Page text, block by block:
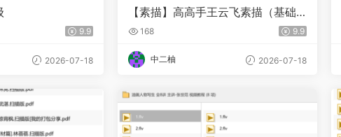
9.9
2026-07-18
【素描】高高手王云飞素描（基础
篇）
168 9.9
中二柚 2026-07-18